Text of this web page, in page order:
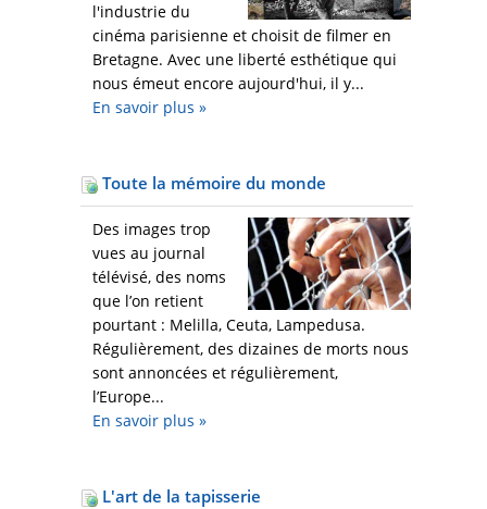
l'industrie du
cinéma parisienne et choisit de filmer en
Bretagne. Avec une liberté esthétique qui
nous émeut encore aujourd'hui, il y...
En savoir plus »
Toute la mémoire du monde
Des images trop
vues au journal
télévisé, des noms
que l’on retient
pourtant : Melilla, Ceuta, Lampedusa.
Régulièrement, des dizaines de morts nous
sont annoncées et régulièrement,
l’Europe...
En savoir plus »
L'art de la tapisserie